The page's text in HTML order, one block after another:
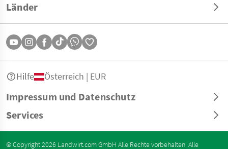
Länder
Impressum und Datenschutz
Services
Hilfe Österreich | EUR
© Copyright 2026 Landwirt.com GmbH Alle Rechte vorbehalten. Alle